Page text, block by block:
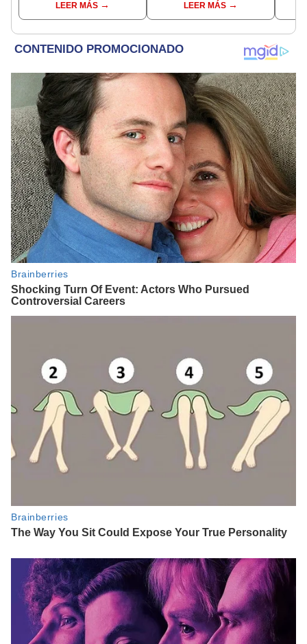
incompatible y falsedad
ideológica
LEER MÁS LEER MÁS